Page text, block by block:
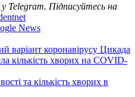
у Telegram. Підписуйтесь на
News
варіант коронавірусу Цикада
кількість хворих на COVID-
та кількість хворих в